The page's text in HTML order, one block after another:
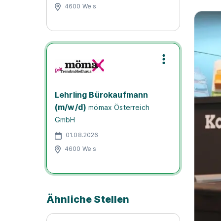
4600 Wels
Lehrling Bürokaufmann
(m/w/d) mömax Österreich
GmbH
01.08.2026
4600 Wels
Ähnliche Stellen